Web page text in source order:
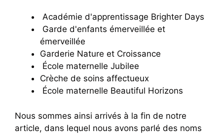
Académie d'apprentissage Brighter Days
Garde d'enfants émerveillée et
émerveillée
Garderie Nature et Croissance
École maternelle Jubilee
Crèche de soins affectueux
École maternelle Beautiful Horizons
Nous sommes ainsi arrivés à la fin de notre
article, dans lequel nous avons parlé des noms